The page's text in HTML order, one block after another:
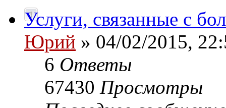
Услуги, связанные с
Юрий » 04/02/2015,
6 Ответы
67430 Просмотры